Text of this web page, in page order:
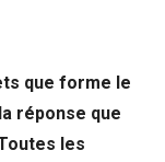
que forme le
réponse que
les